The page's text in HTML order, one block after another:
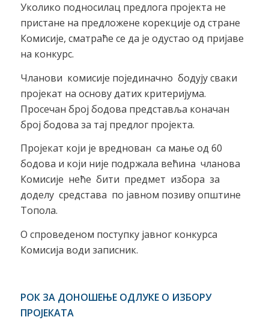
Уколико подносилац предлога пројекта не
пристане на предложене корекције од стране
Комисије, сматраће се да је одустао од пријаве
на конкурс.
Чланови комисије појединачно бодују сваки
пројекат на основу датих критеријума.
Просечан број бодова представља коначан
број бодова за тај предлог пројекта.
Пројекат који је вреднован са мање од 60
бодова и који није подржала већина чланова
Комисије неће бити предмет избора за
доделу средстава по јавном позиву општине
Топола.
О спроведеном поступку јавног конкурса
Комисија води записник.
РОК ЗА ДОНОШЕЊЕ ОДЛУКЕ О ИЗБОРУ
ПРОЈЕКАТА